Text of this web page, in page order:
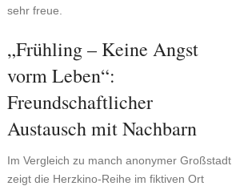
sehr freue.
„Frühling – Keine Angst
vorm Leben“:
Freundschaftlicher
Austausch mit Nachbarn
Im Vergleich zu manch anonymer Großstadt
zeigt die Herzkino-Reihe im fiktiven Ort